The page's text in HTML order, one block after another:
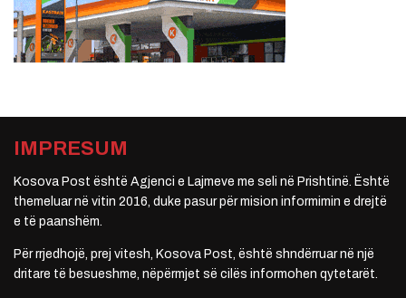
IMPRESUM
Kosova Post është Agjenci e Lajmeve me seli në Prishtinë. Është
themeluar në vitin 2016, duke pasur për mision informimin e drejtë
e të paanshëm.
Për rrjedhojë, prej vitesh, Kosova Post, është shndërruar në një
dritare të besueshme, nëpërmjet së cilës informohen qytetarët.